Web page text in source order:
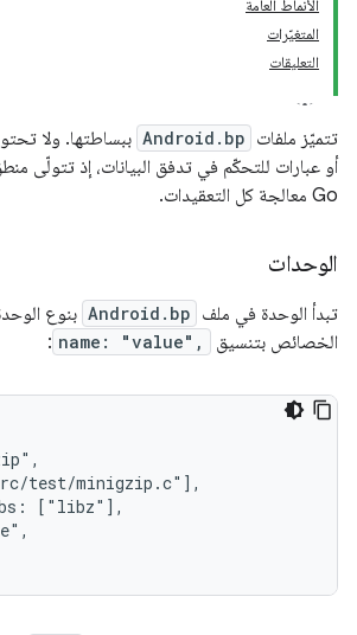
الأنماط العامة
المتغيّرات
التعليقات
تتميّز ملفات Android.bp ببساطتها. ولا
أو عبارات للتحكّم في تدفق البيانات، إذ تتولّى
Go معالجة كل التعقيدات.
الوحدات
تبدأ الوحدة في ملف Android.bp بنوع
الخصائص بتنسيق
name: "value",
:
test/minigzip.c"],
["libz"],